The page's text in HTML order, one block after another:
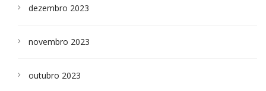
dezembro 2023
novembro 2023
outubro 2023